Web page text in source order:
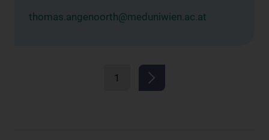
thomas.angenoorth@meduniwien.ac.at
1